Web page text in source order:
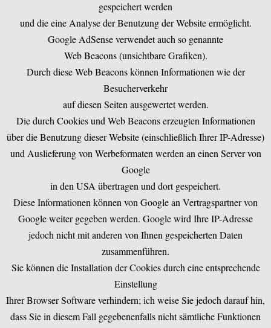
gespeichert werden
und die eine Analyse der Benutzung der Website ermöglicht.
Google AdSense verwendet auch so genannte
Web Beacons (unsichtbare Grafiken).
Durch diese Web Beacons können Informationen wie der
Besucherverkehr
auf diesen Seiten ausgewertet werden.
Die durch Cookies und Web Beacons erzeugten Informationen
über die Benutzung dieser Website (einschließlich Ihrer IP-Adresse)
und Auslieferung von Werbeformaten werden an einen Server von
Google
in den USA übertragen und dort gespeichert.
Diese Informationen können von Google an Vertragspartner von
Google weiter gegeben werden. Google wird Ihre IP-Adresse
jedoch nicht mit anderen von Ihnen gespeicherten Daten
zusammenführen.
Sie können die Installation der Cookies durch eine entsprechende
Einstellung
Ihrer Browser Software verhindern; ich weise Sie jedoch darauf hin,
dass Sie in diesem Fall gegebenenfalls nicht sämtliche Funktionen